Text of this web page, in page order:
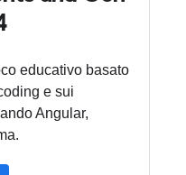
educativo basato
e sui
Angular,